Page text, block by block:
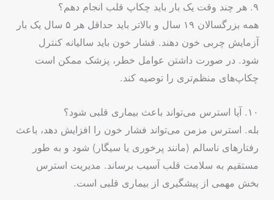
۹. هر چند وقت یک بار باید چکاپ قلب انجام دهم؟
همه بزرگسالان ۱۹ سال و بالاتر باید حداقل هر ۵ سال یک بار
آزمایش چربی خون دهند. فشار خون باید سالیانه کنترل
شود. در صورت داشتن عوامل خطر، پزشک ممکن است
چکاپ‌های منظم‌تری را توصیه کند.
۱۰. آیا استرس می‌تواند باعث بیماری قلبی شود؟
بله. استرس مزمن می‌تواند فشار خون را افزایش دهد، باعث
رفتارهای ناسالم (مانند پرخوری یا سیگار) شود و به طور
مستقیم به سلامت قلب آسیب برساند. مدیریت استرس
بخش مهمی از پیشگیری از بیماری قلبی است.